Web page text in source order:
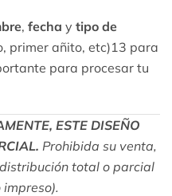
, fecha y tipo de
primer añito, etc)13 para
para procesar tu
ESTE DISEÑO
Prohibida su venta,
total o parcial